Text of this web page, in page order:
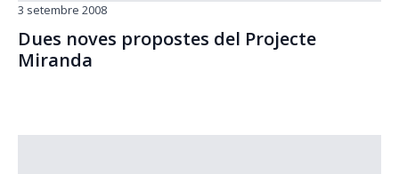
Dues noves propostes del Projecte
Miranda
3 setembre 2008